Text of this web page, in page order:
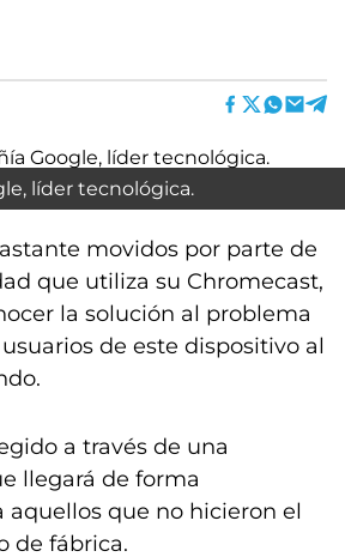
líder tecnológica.
movidos por parte de
que utiliza su Chromecast,
la solución al problema
de este dispositivo al
a través de una
llegará de forma
aquellos que no hicieron el
de fábrica.